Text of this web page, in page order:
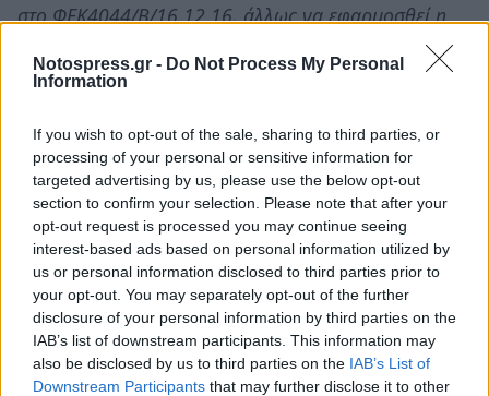
Notospress.gr - Do Not Process My Personal
Information
If you wish to opt-out of the sale, sharing to third parties, or
processing of your personal or sensitive information for
targeted advertising by us, please use the below opt-out
section to confirm your selection. Please note that after your
opt-out request is processed you may continue seeing
interest-based ads based on personal information utilized by
us or personal information disclosed to third parties prior to
your opt-out. You may separately opt-out of the further
disclosure of your personal information by third parties on the
IAB’s list of downstream participants. This information may
also be disclosed by us to third parties on the IAB’s List of
Downstream Participants that may further disclose it to other
στο ΦΕΚ4044/Β/16.12.16, άλλως να εφαρμοσθεί η
απαγόρευση της χρήσης της ονομασίας της ποικιλίας
“Καλαμάτα” /Kalamata olives από όλα τα σημεία
Λακωνίας, ώστε να μην υφίστανται οι επιχειρήσεις
του Νομού αθέμιτο ανταγωνισμό
• τον αυστηρό έλεγχο και των προδιαγραφών του
προϊόντος ΠΟΠ “Ελιά Καλαμάτα” / PDO “Elia
Kalamata” (όχι μόνο της ονομασίας) όπως αυτές
καθορίζονται στην απόφαση αναγνώρισης του
(αλατότητα, υγρό πλήρωσης, κ.α.), καθώς και του
συνόλου των ποσοτήτων που διακινούνται ετησίως
από τον Νομό Μεσσηνίας ως προϊόν ΠΟΠ “Ελιά